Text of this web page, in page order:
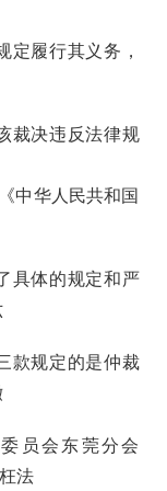
定履行其义务，
裁决违反法律规
中华人民共和国
具体的规定和严
款规定的是仲裁
员会东莞分会
法